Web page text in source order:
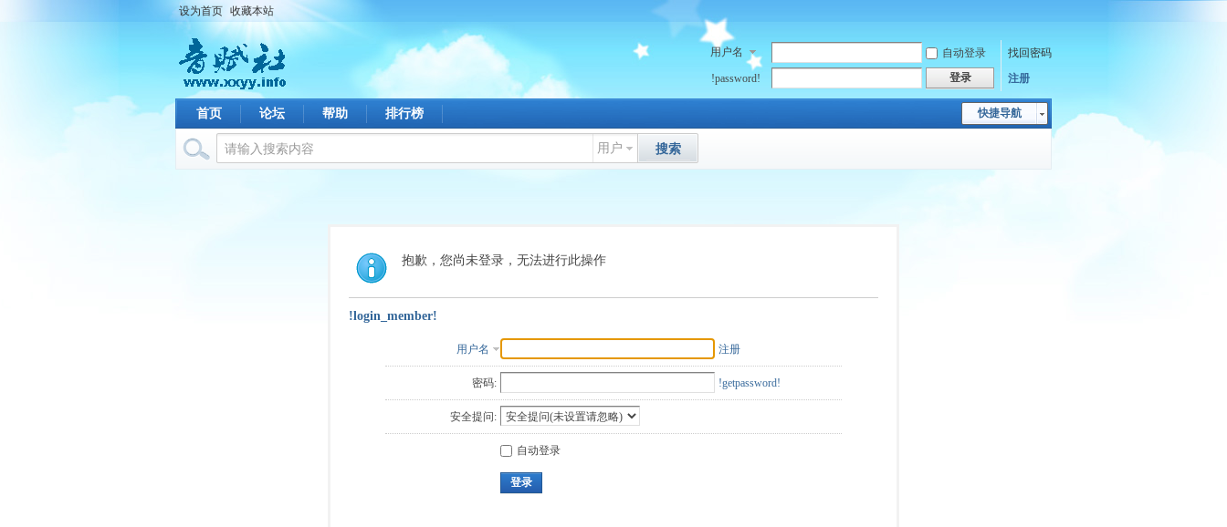
设为首页 收藏本站
用户名 自动登录
找回密码
!password!
登录 注册
快捷导航
首页 论坛 帮助 排行榜
用户 搜索
抱歉，您尚未登录，无法进行此操作
!login_member!
用户名 注册
密码: !getpassword!
安全提问:
自动登录
登录